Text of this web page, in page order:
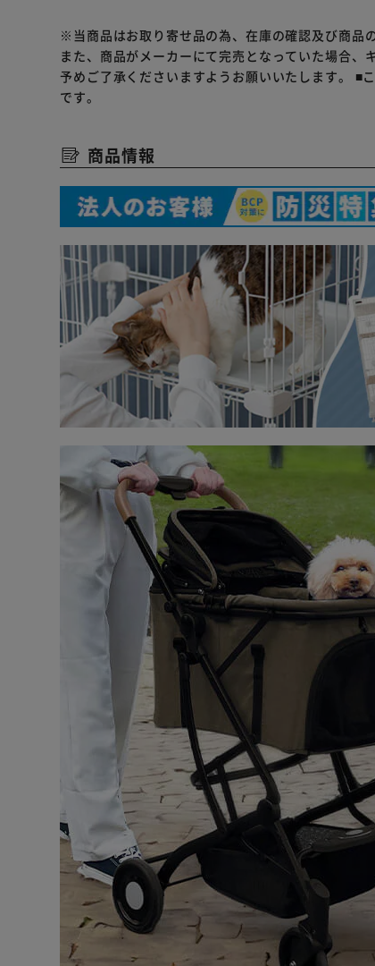
●荷物約2kgまでのせられるバスケット付き
●ハンドルには高級感あるレザーを使用
●わんちゃんが出入りできるファスナー付きメッシ
●好みに合わせて選べる３色展開
※当商品はお取り寄せ品の為、在庫の確認及び商品
また、商品がメーカーにて完売となっていた場合、
予めご了承くださいますようお願いいたします。 ■
です。
商品情報